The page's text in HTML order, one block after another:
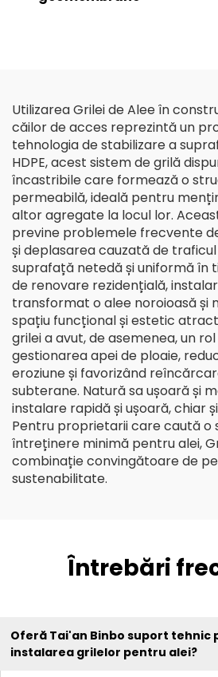
Utilizarea Grilei de Alee în
căilor de acces reprezintă un
tehnologia de stabilizare a
HDPE, acest sistem de grilă
încastribile care formează o
permeabilă, ideală pentru
altor agregate la locul lor.
previne problemele frecvente
și deplasarea cauzată de
suprafață netedă și uniformă în
de renovare rezidențială,
transformat o alee noroioasă și
spațiu funcțional și estetic
grilei a avut, de asemenea, un
gestionarea apei de ploaie,
eroziune și favorizând
subterane. Natură sa ușoară și
instalare rapidă și ușoară, chiar
Pentru proprietarii care caută o
întreținere minimă pentru alei,
combinație convingătoare de
sustenabilitate.
Întrebări
Oferă Tai'an Binbo suport tehnic
instalarea grilelor pentru alei?